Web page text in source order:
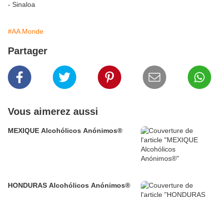
- Sinaloa
#AA Monde
Partager
Vous aimerez aussi
MEXIQUE Alcohólicos Anónimos®
HONDURAS Alcohólicos Anónimos®